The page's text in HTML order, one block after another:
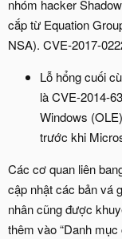
nhóm hacker
cắp từ Equation
NSA). CVE-2017-
Lỗ hổng cuối
là CVE-2014-
Windows
trước khi
Các cơ quan liên
cập nhật các bản vá
nhân cũng được
thêm vào “Danh